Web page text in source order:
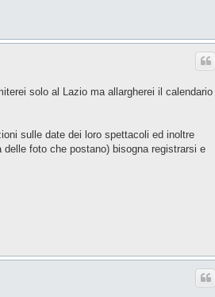
solo al Lazio ma allargherei il calendario
sulle date dei loro spettacoli ed inoltre
foto che postano) bisogna registrarsi e